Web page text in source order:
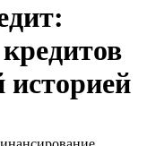
историей